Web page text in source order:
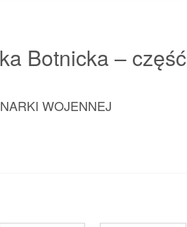
Botnicka – część
WOJENNEJ